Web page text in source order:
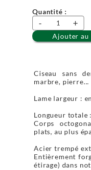
Quantité :
- +
Ajouter au
Ciseau sans
marbre, pierre...
Lame largeur :
Longueur totale
Corps
plats, au plus
Acier trempé
Entièrement
étirage) dans